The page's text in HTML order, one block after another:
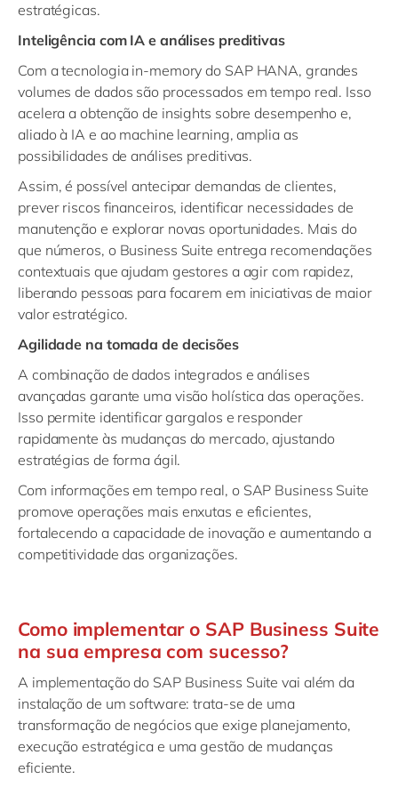
estratégicas.
Inteligência com IA e análises preditivas
Com a tecnologia in-memory do SAP HANA, grandes
volumes de dados são processados em tempo real. Isso
acelera a obtenção de insights sobre desempenho e,
aliado à IA e ao machine learning, amplia as
possibilidades de análises preditivas.
Assim, é possível antecipar demandas de clientes,
prever riscos financeiros, identificar necessidades de
manutenção e explorar novas oportunidades. Mais do
que números, o Business Suite entrega recomendações
contextuais que ajudam gestores a agir com rapidez,
liberando pessoas para focarem em iniciativas de maior
valor estratégico.
Agilidade na tomada de decisões
A combinação de dados integrados e análises
avançadas garante uma visão holística das operações.
Isso permite identificar gargalos e responder
rapidamente às mudanças do mercado, ajustando
estratégias de forma ágil.
Com informações em tempo real, o SAP Business Suite
promove operações mais enxutas e eficientes,
fortalecendo a capacidade de inovação e aumentando a
competitividade das organizações.
Como implementar o SAP Business Suite
na sua empresa com sucesso?
A implementação do SAP Business Suite vai além da
instalação de um software: trata-se de uma
transformação de negócios que exige planejamento,
execução estratégica e uma gestão de mudanças
eficiente.